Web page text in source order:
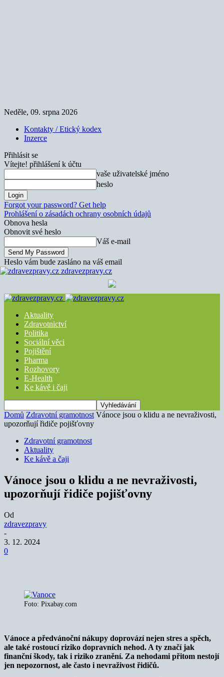
Neděle, 09. srpna 2026
Kontakty / Etický kodex
Inzerce
Přihlásit se
Vítejte! přihlášení k účtu
vaše uživatelské jméno
heslo
Forgot your password? Get help
Prohlášení o zásadách ochrany osobních údajů
Obnova hesla
Obnovit své heslo
Váš e-mail
Heslo vám bude zasláno na váš email
zdravezpravy.cz
Aktuality
Zdravotnictví
Politika
Sociální věci
Pojištění
Pharma
Rozhovory
E-Health
Ke kávě i čaji
Domů Zdravotní gramotnost Vánoce jsou o klidu a ne nevraživosti,
upozorňují řidiče pojišťovny
Zdravotní gramotnost
Aktuality
Ke kávě a čaji
Vánoce jsou o klidu a ne nevraživosti,
upozorňují řidiče pojišťovny
Od
zdravezpravy
-
3. 12. 2024
0
Foto: Pixabay.com
Vánoce a předvánoční nákupy doprovází nejen stres a spěch,
ale také rostoucí riziko dopravních nehod. A ty značí jak
finanční škody, tak i riziko zranění. Za nehodami přitom nestojí
jen nepozornost, ale často i nevraživost řidičů.